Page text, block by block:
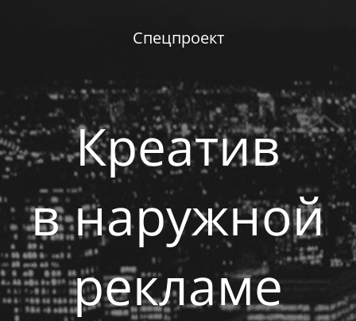
Спецпроект
Креатив
в наружной
рекламе